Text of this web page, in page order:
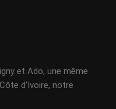
et Ado, une même
d'Ivoire, notre